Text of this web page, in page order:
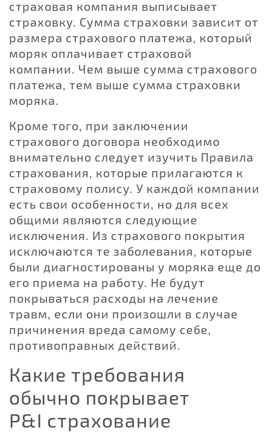
страховая компания выписывает
страховку. Сумма страховки зависит от
размера страхового платежа, который
моряк оплачивает страховой
компании. Чем выше сумма страхового
платежа, тем выше сумма страховки
моряка.
Кроме того, при заключении
страхового договора необходимо
внимательно следует изучить Правила
страхования, которые прилагаются к
страховому полису. У каждой компании
есть свои особенности, но для всех
общими являются следующие
исключения. Из страхового покрытия
исключаются те заболевания, которые
были диагностированы у моряка еще до
его приема на работу. Не будут
покрываться расходы на лечение
травм, если они произошли в случае
причинения вреда самому себе,
противоправных действий.
Какие требования
обычно покрывает
P&I страхование